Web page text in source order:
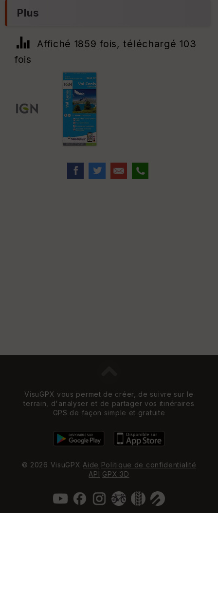
Plus
Affiché 1859 fois, téléchargé 103
fois
VisuGPX vous permet de créer, de suivre sur le
terrain, d'analyser et de partager vos itinéraires
GPS de façon simple et gratuite
© 2026 VisuGPX Aide Politique de confidentialité
API GPX 3D